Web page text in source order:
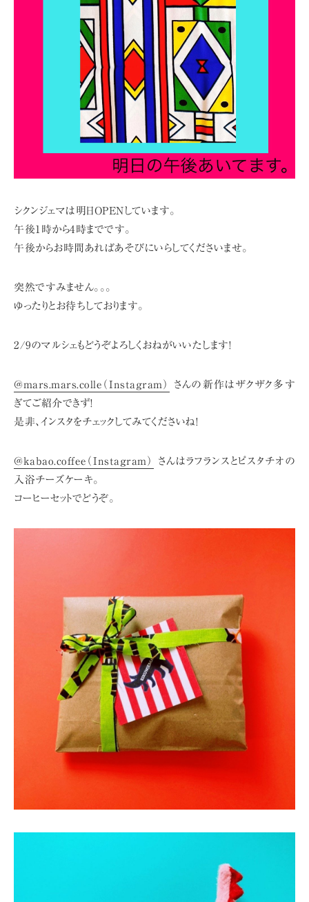
シクンジェマは明日OPENしています。
午後1時から4時までです。
午後からお時間あればあそびにいらしてくださいませ。
突然ですみません。。。
ゆったりとお待ちしております。
2/9のマルシェもどうぞよろしくおねがいいたします!
@mars.mars.colle（Instagram）
さんの新作はザクザク多す
ぎてご紹介できず!
是非、インスタをチェックしてみてくださいね!
@kabao.coffee（Instagram）
さんはラフランスとピスタチオの
入浴チーズケーキ。
コーヒーセットでどうぞ。